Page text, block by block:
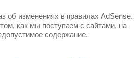
об изменениях в правилах AdSense.
как мы поступаем с сайтами, на
содержание.